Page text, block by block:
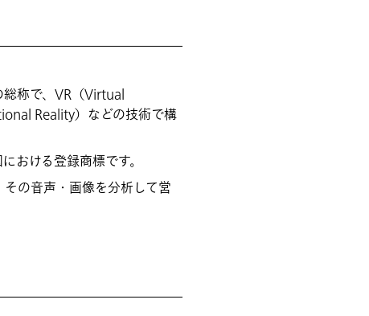
称で、VR（Virtual
Reality）などの技術で構
おける登録商標です。
の音声・画像を分析して営